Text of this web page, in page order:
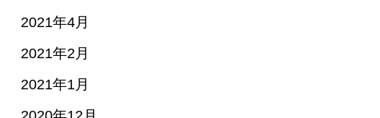
2021年4月
2021年2月
2021年1月